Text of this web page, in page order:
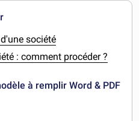
société
: comment procéder ?
à remplir Word & PDF